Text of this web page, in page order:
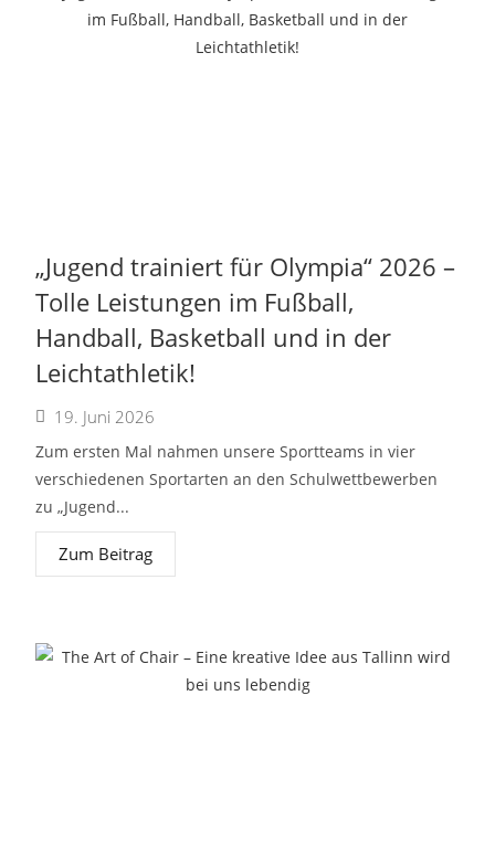
„Jugend trainiert für Olympia“ 2026 –
Tolle Leistungen im Fußball,
Handball, Basketball und in der
Leichtathletik!
19. Juni 2026
Zum ersten Mal nahmen unsere Sportteams in vier
verschiedenen Sportarten an den Schulwettbewerben
zu „Jugend...
Zum Beitrag